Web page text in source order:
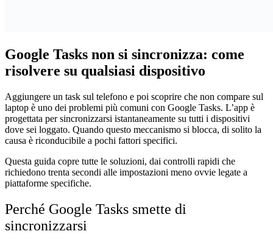
Google Tasks non si sincronizza: come
risolvere su qualsiasi dispositivo
Aggiungere un task sul telefono e poi scoprire che non compare sul
laptop è uno dei problemi più comuni con Google Tasks. L’app è
progettata per sincronizzarsi istantaneamente su tutti i dispositivi
dove sei loggato. Quando questo meccanismo si blocca, di solito la
causa è riconducibile a pochi fattori specifici.
Questa guida copre tutte le soluzioni, dai controlli rapidi che
richiedono trenta secondi alle impostazioni meno ovvie legate a
piattaforme specifiche.
Perché Google Tasks smette di
sincronizzarsi